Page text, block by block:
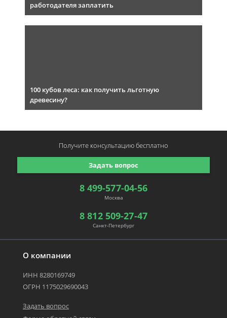
работодателя заплатить
100 кубов леса: как получить льготную
древесину?
О компании
ИНН 8280169749
ОГРН 1175029690043
Задать вопрос
8 499-577-04-56
Москва
8 812 509-27-47
Санкт-Петербург
Задать вопрос
Получите консультациюбесплатно